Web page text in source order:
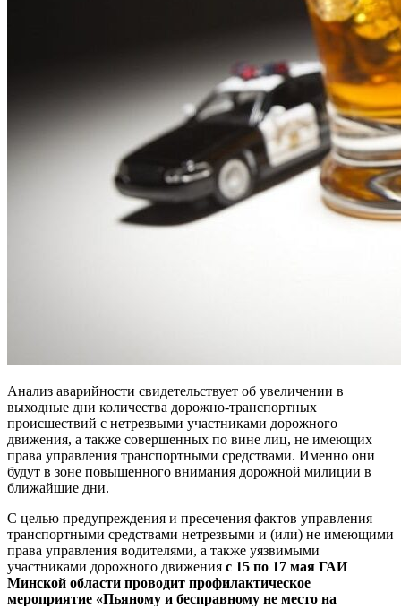
Анализ аварийности свидетельствует об увеличении в
выходные дни количества дорожно-транспортных
происшествий с нетрезвыми участниками дорожного
движения, а также совершенных по вине лиц, не имеющих
права управления транспортными средствами. Именно они
будут в зоне повышенного внимания дорожной милиции в
ближайшие дни.
С целью предупреждения и пресечения фактов управления
транспортными средствами нетрезвыми и (или) не имеющими
права управления водителями, а также уязвимыми
участниками дорожного движения с 15 по 17 мая ГАИ
Минской области проводит профилактическое
мероприятие «Пьяному и бесправному не место на